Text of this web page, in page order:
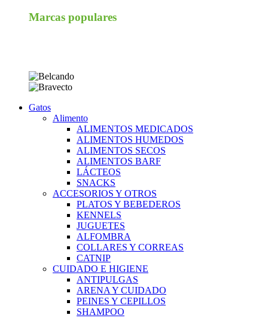
Marcas populares
Gatos
Alimento
ALIMENTOS MEDICADOS
ALIMENTOS HUMEDOS
ALIMENTOS SECOS
ALIMENTOS BARF
LÁCTEOS
SNACKS
ACCESORIOS Y OTROS
PLATOS Y BEBEDEROS
KENNELS
JUGUETES
ALFOMBRA
COLLARES Y CORREAS
CATNIP
CUIDADO E HIGIENE
ANTIPULGAS
ARENA Y CUIDADO
PEINES Y CEPILLOS
SHAMPOO